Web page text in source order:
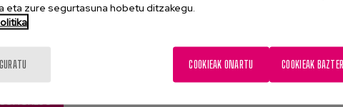
eta zure segurtasuna hobetu ditzakegu.
COOKIEAK
COOKIEAK ONARTU